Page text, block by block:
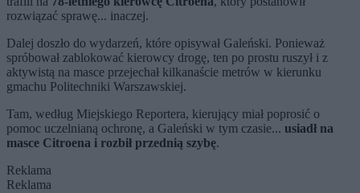
rozwiązać sprawę... inaczej.
Dalej doszło do wydarzeń, które opisywał Galeński. Ponieważ
spróbował zablokować kierowcy drogę, ten po prostu ruszył i z
aktywistą na masce przejechał kilkanaście metrów w kierunku
gmachu Politechniki Warszawskiej.
Tam, według Miejskiego Reportera, kierujący miał poprosić o
pomoc uczelnianą ochronę, a Galeński w tym czasie... usiadł na
masce Citroena i rozbił przednią szybę.
Reklama
Reklama